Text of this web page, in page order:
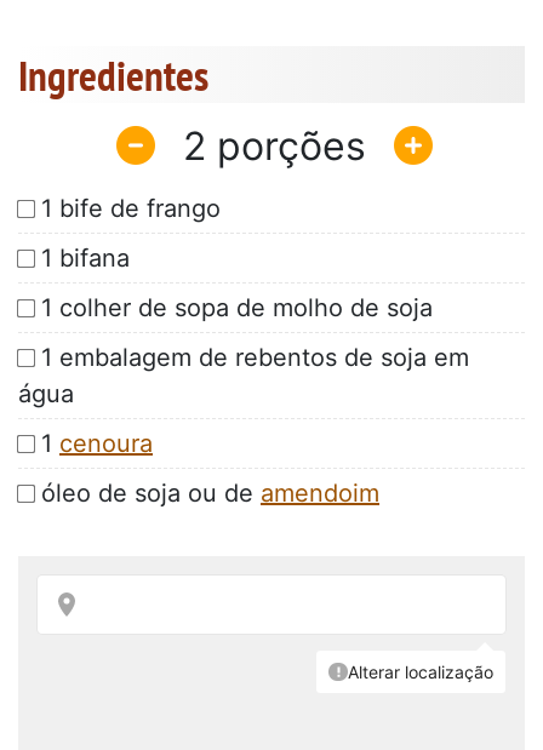
Ingredientes
2
1 bife de frango
1 bifana
1 colher de sopa de molho de soja
1 embalagem de rebentos de soja em
água
1 cenoura
óleo de soja ou de amendoim